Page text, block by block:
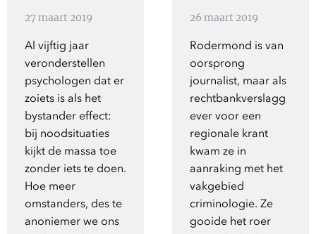
BLOG
Podcast
27 maart 2019
Al vijftig jaar
veronderstellen
psychologen dat er
zoiets is als het
bystander effect:
bij noodsituaties
kijkt de massa toe
zonder iets te doen.
Hoe meer
omstanders, des te
anoniemer we ons
26 maart 2019
Rodermond is van
oorsprong
journalist, maar als
rechtbankverslagg
ever voor een
regionale krant
kwam ze in
aanraking met het
vakgebied
criminologie. Ze
gooide het roer